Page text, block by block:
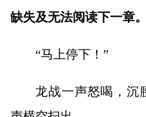
缺失及无法阅读下一章。
“马上停下！”
龙战一声怒喝，沉